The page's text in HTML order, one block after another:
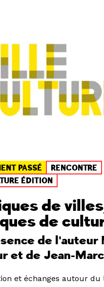
PASSÉ
RENCONTRE
ÉDITION
de
de
de l'auteur
et de Jean-
et échanges autour du